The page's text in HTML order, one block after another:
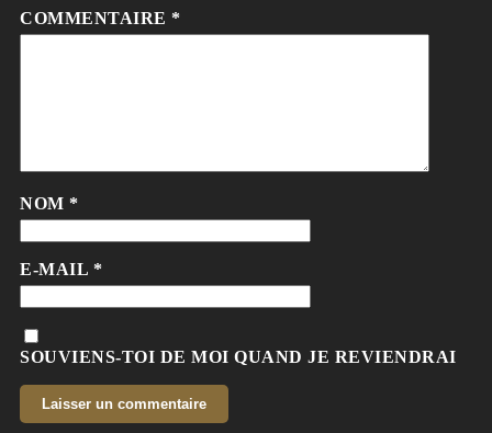
COMMENTAIRE *
NOM *
E-MAIL *
SOUVIENS-TOI DE MOI QUAND JE REVIENDRAI